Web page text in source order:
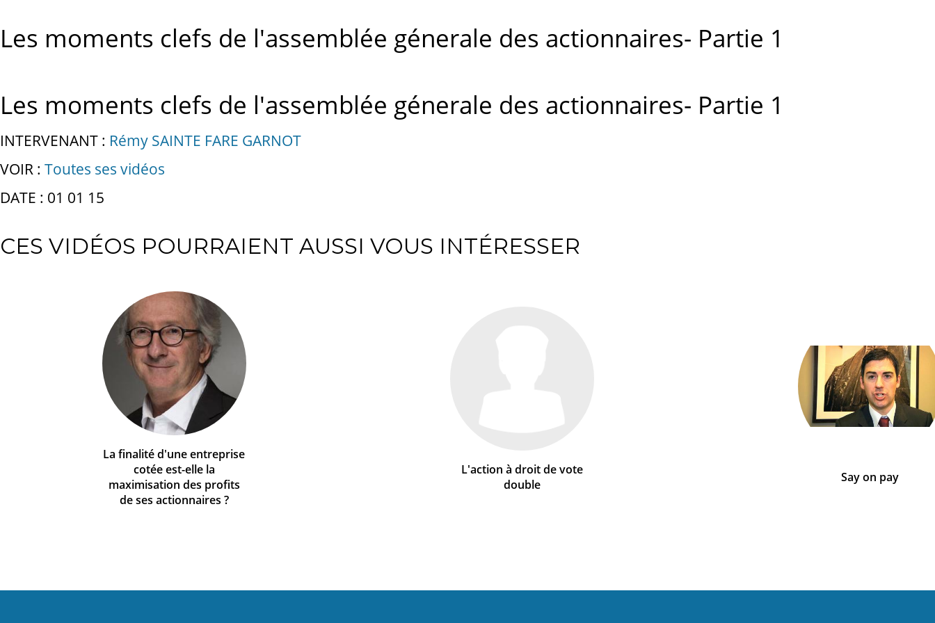
Les moments clefs de l'assemblée génerale des actionnaires- Partie 1
Les moments clefs de l'assemblée génerale des actionnaires- Partie 1
INTERVENANT : Rémy SAINTE FARE GARNOT
VOIR : Toutes ses vidéos
DATE : 01 01 15
CES VIDÉOS POURRAIENT AUSSI VOUS INTÉRESSER
La finalité d'une entreprise
cotée est-elle la
maximisation des profits
de ses actionnaires ?
L'action à droit de vote
double
Say on pay